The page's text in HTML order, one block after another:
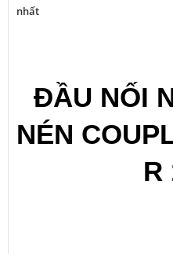
nhất
ĐẦU NỐI
NÉN
R